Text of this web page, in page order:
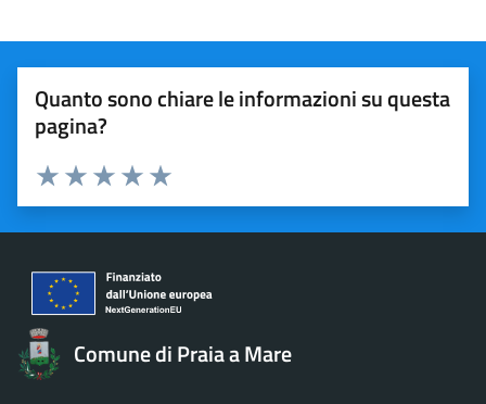
Quanto sono chiare le informazioni su questa
pagina?
Valuta 5 stelle su 5
Valuta 4 stelle su 5
Valuta 3 stelle su 5
Valuta 2 stelle su 5
Valuta 1 stelle su 5
Comune di Praia a Mare